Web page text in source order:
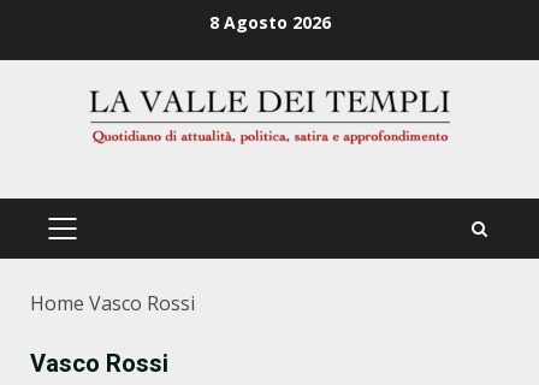
8 Agosto 2026
PRIMÄRES
Home Vasco Rossi
Vasco Rossi